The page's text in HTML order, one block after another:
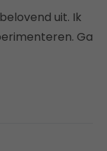
uit. Ik
Ga